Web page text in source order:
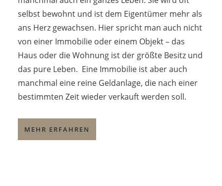
selbst bewohnt und ist dem Eigentümer mehr als
ans Herz gewachsen. Hier spricht man auch nicht
von einer Immobilie oder einem Objekt – das
Haus oder die Wohnung ist der größte Besitz und
das pure Leben. Eine Immobilie ist aber auch
manchmal eine reine Geldanlage, die nach einer
bestimmten Zeit wieder verkauft werden soll.
MEHR ERFAHREN